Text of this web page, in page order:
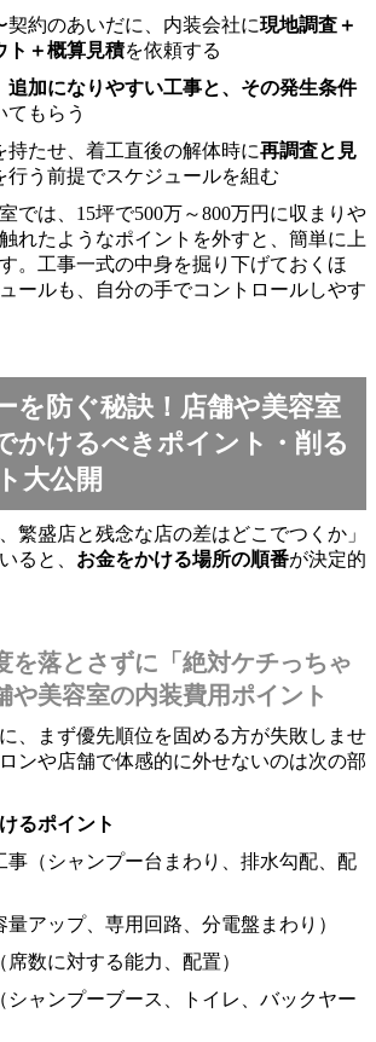
契約のあいだに、内装会社に現地調査＋
ト＋概算見積を依頼する
追加になりやすい工事と、その発生条件
てもらう
持たせ、着工直後の解体時に再調査と見
行う前提でスケジュールを組む
では、15坪で500万～800万円に収まりや
れたようなポイントを外すと、簡単に上
。工事一式の中身を掘り下げておくほ
ールも、自分の手でコントロールしやす
を防ぐ秘訣！店舗や美容室
かけるべきポイント・削る
大公開
繁盛店と残念な店の差はどこでつくか」
ると、 お金をかける場所の順番が決定的
を落とさずに「絶対ケチっちゃ
や美容室の内装費用ポイント
、まず優先順位を固める方が失敗しませ
ンや店舗で体感的に外せないのは次の部
るポイント
事（シャンプー台まわり、排水勾配、配
量アップ、専用回路、分電盤まわり）
席数に対する能力、配置）
シャンプーブース、トイレ、バックヤー